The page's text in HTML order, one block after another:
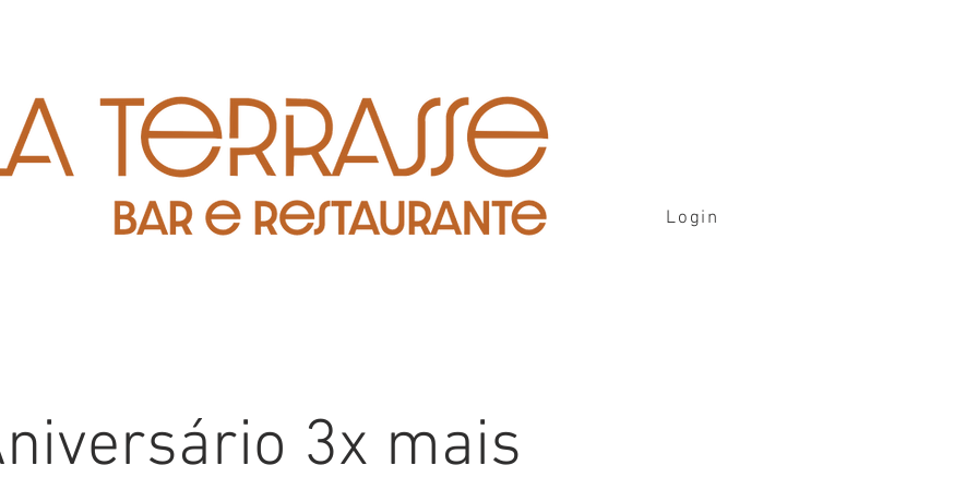
Login
3x mais